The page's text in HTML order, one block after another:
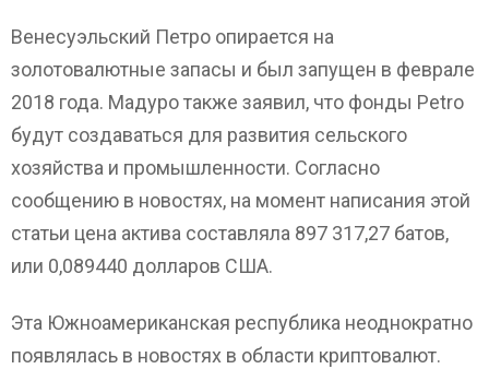
Венесуэльский Петро опирается на
золотовалютные запасы и был запущен в феврале
2018 года. Мадуро также заявил, что фонды Petro
будут создаваться для развития сельского
хозяйства и промышленности. Согласно
сообщению в новостях, на момент написания этой
статьи цена актива составляла 897 317,27 батов,
или 0,089440 долларов США.
Эта Южноамериканская республика неоднократно
появлялась в новостях в области криптовалют.